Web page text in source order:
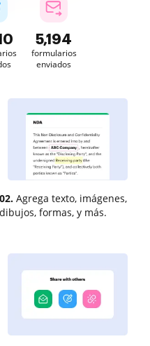
5,194
formularios
enviados
02. Agrega texto, imágenes,
dibujos, formas, y más.